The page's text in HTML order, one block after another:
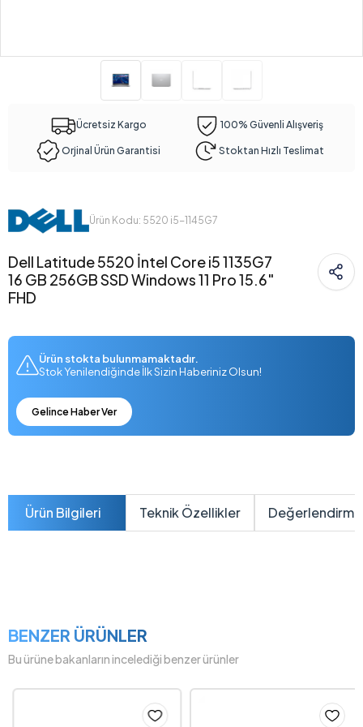
Ücretsiz Kargo 100% Güvenli Alışveriş
Orjinal Ürün Garantisi Stoktan Hızlı Teslimat
Ürün Kodu: 5520 i5-1145G7
Dell Latitude 5520 İntel Core i5 1135G7
16 GB 256GB SSD Windows 11 Pro 15.6"
FHD
Ürün stokta bulunmamaktadır.
Stok Yenilendiğinde İlk Sizin Haberiniz Olsun!
Gelince Haber Ver
Ürün Bilgileri Teknik Özellikler
BENZER ÜRÜNLER
Bu ürüne bakanların incelediği benzer ürünler